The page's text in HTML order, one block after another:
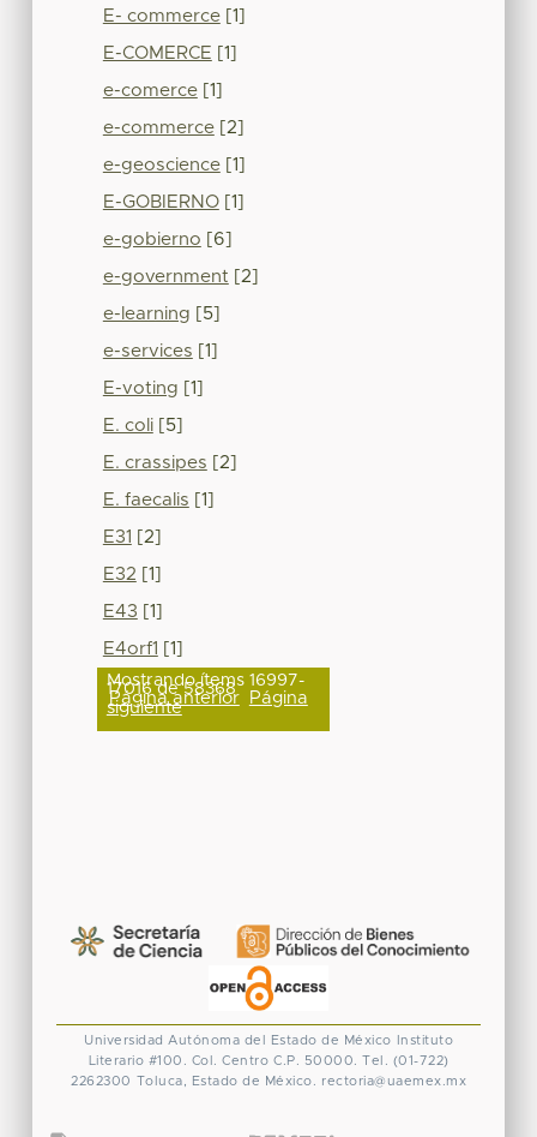
E- commerce[1]
E-COMERCE [1]
e-comerce[1]
e-commerce[2]
e-geoscience[1]
E-GOBIERNO[1]
e-gobierno [6]
e-government [2]
e-learning [5]
e-services [1]
E-voting [1]
E. coli[5]
E. crassipes [2]
E. faecalis [1]
E31 [2]
E32 [1]
E43 [1]
E4orf1 [1]
Mostrando ítems 16997-
17016 de 58368
Página anterior Página
siguiente
Universidad Autónoma del Estado de México
Instituto
Literario #100. Col. Centro C.P. 50000. Tel. (01-722)
2262300 Toluca, Estado de México. rectoria@uaemex.mx